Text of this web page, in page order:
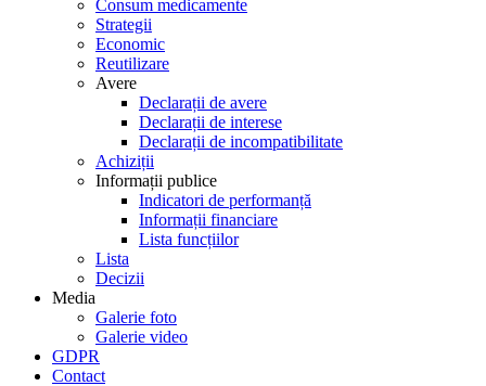
Consum medicamente
Strategii
Economic
Reutilizare
Avere
Declarații de avere
Declarații de interese
Declarații de incompatibilitate
Achiziții
Informații publice
Indicatori de performanță
Informații financiare
Lista funcțiilor
Lista
Decizii
Media
Galerie foto
Galerie video
GDPR
Contact